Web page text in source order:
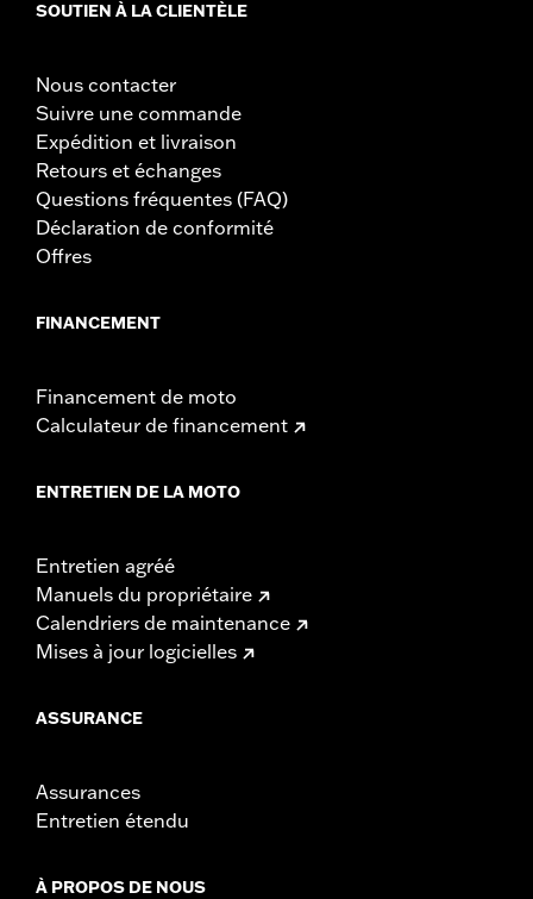
Recul:13.09
Unité de mesure de recul:Pouces
Unité de mesure de rehaussement:
Bout à bout:30.81
Unité de mesure de bout à bout:Pouces
NOTES:Le montage de certains guidons et rehausseurs peut
nécessiter le changement des câbles d’embrayage et/ou
nombreux pays. Vérifiez la législation locale pour vous
SOUTIEN À LA CLIENTÈLE
Nous contacter
Suivre une commande
Expédition et livraison
Retours et échanges
Questions fréquentes (FAQ)
Déclaration de conformité
Offres
FINANCEMENT
Financement de moto
Calculateur de financement
ENTRETIEN DE LA MOTO
Entretien agréé
Manuels du propriétaire
Calendriers de maintenance
Mises à jour logicielles
ASSURANCE
Assurances
Entretien étendu
À PROPOS DE NOUS